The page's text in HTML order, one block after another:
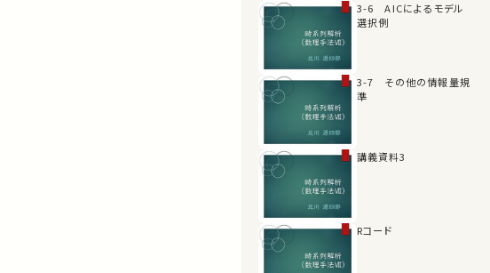
3-6 AICによるモデル
選択例
3-7 その他の情報量規
準
講義資料3
Rコード